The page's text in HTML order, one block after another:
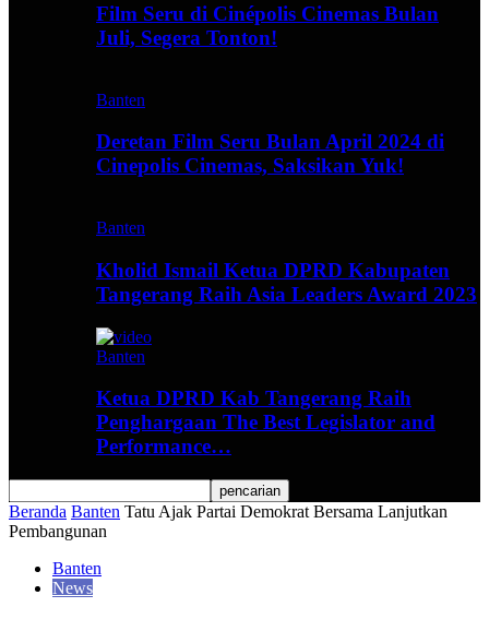
Film Seru di Cinépolis Cinemas Bulan
Juli, Segera Tonton!
Banten
Deretan Film Seru Bulan April 2024 di
Cinepolis Cinemas, Saksikan Yuk!
Banten
Kholid Ismail Ketua DPRD Kabupaten
Tangerang Raih Asia Leaders Award 2023
Banten
Ketua DPRD Kab Tangerang Raih
Penghargaan The Best Legislator and
Performance…
Beranda Banten Tatu Ajak Partai Demokrat Bersama Lanjutkan
Pembangunan
Banten
News